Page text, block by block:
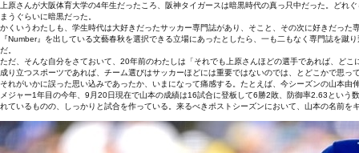
上原さんが大阪体育大学の4年生だったころ、阪神タイガースは暗黒時代の真っ只中だった。ど
まうぐらいに暗黒だった。
かくいうわたしも、学生時代は大好きだったサッカー専門誌があり、そこと、その次に好きだっ
『Number』を出している文藝春秋を選択できる立場にあったとしたら、一も二もなく専門誌を
だ。
ただ、そんな自分をさておいて、20年前のわたしは「それでも上原さんほどの選手であれば、ど
成り立つスポーツであれば、チーム選びはサッカーほどには重要ではないのでは、とどこかで思っ
それがいかに誤った思い込みであったか、いまになって痛感する。たとえば、今シーズンの山本由
メジャー1年目の今年、9月20日現在で山本の成績は16試合に登板して6勝2敗、防御率2.63とい
れているものの、しっかりと試合を作っている。来るべきポストシーズンにおいて、山本の名前を